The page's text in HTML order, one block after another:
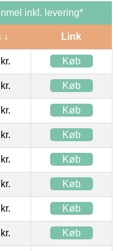
inkl. levering*
↓ Link
Køb
Køb
Køb
Køb
Køb
Køb
Køb
Køb